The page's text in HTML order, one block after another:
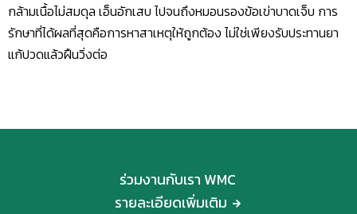
กล้ามเนื้อไม่สมดุล เอ็นอักเสบ ไปจนถึงหมอนรองข้อเข่าบาดเจ็บ การ
รักษาที่ได้ผลที่สุดคือการหาสาเหตุให้ถูกต้อง ไม่ใช่เพียงรับประทานยา
แก้ปวดแล้วฝืนวิ่งต่อ
ร่วมงานกับเรา WMC
รายละเอียดเพิ่มเติม